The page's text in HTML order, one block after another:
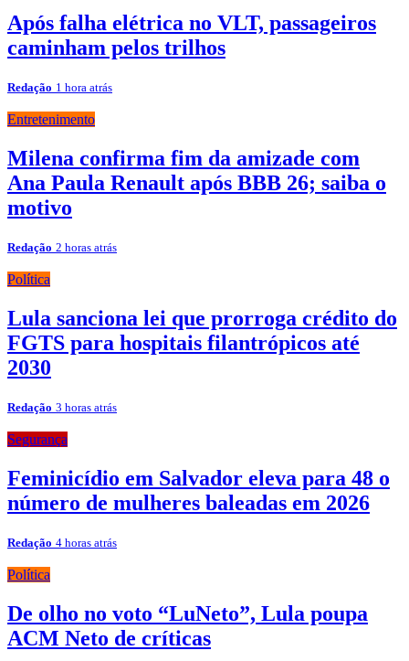
Após falha elétrica no VLT, passageiros
caminham pelos trilhos
Redação 1 hora atrás
Entretenimento
Milena confirma fim da amizade com
Ana Paula Renault após BBB 26; saiba o
motivo
Redação 2 horas atrás
Política
Lula sanciona lei que prorroga crédito do
FGTS para hospitais filantrópicos até
2030
Redação 3 horas atrás
Segurança
Feminicídio em Salvador eleva para 48 o
número de mulheres baleadas em 2026
Redação 4 horas atrás
Política
De olho no voto “LuNeto”, Lula poupa
ACM Neto de críticas